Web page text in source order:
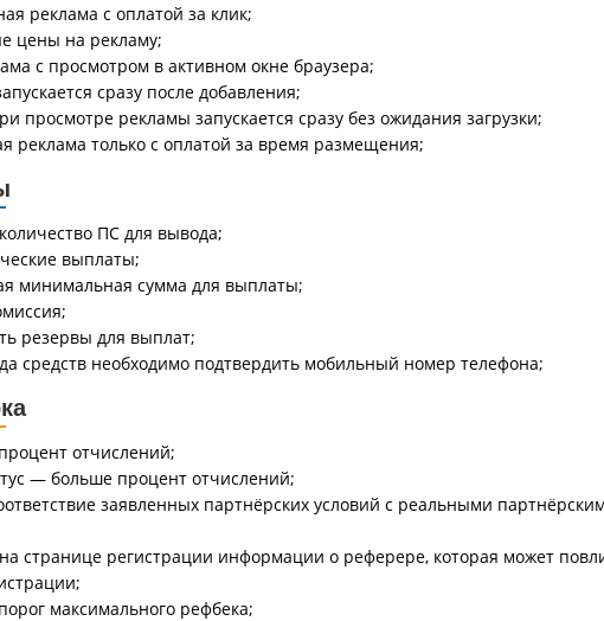
реклама с оплатой за клик;
цены на рекламу;
с просмотром в активном окне браузера;
сразу после добавления;
просмотре рекламы запускается сразу без ожидания загрузки;
реклама только с оплатой за время размещения;
ПС для вывода;
выплаты;
минимальная сумма для выплаты;
резервы для выплат;
средств необходимо подтвердить мобильный номер телефона;
отчислений;
— больше процент отчислений;
заявленных партнёрских условий с реальными
странице регистрации информации о реферере, которая может
максимального рефбека;